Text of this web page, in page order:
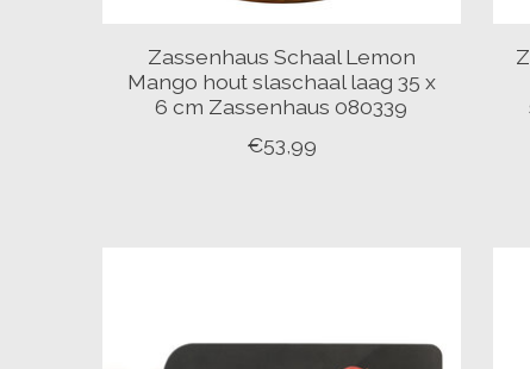
Zassenhaus Schaal Lemon
Mango hout slaschaal laag 35 x
6 cm Zassenhaus 080339
€53,99